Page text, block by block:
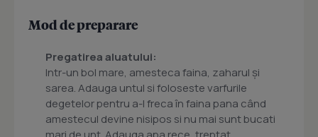
Mod de preparare
Pregatirea aluatului:
Intr-un bol mare, amesteca faina, zaharul și
sarea. Adauga untul si foloseste varfurile
degetelor pentru a-l freca în faina pana când
amestecul devine nisipos si nu mai sunt bucati